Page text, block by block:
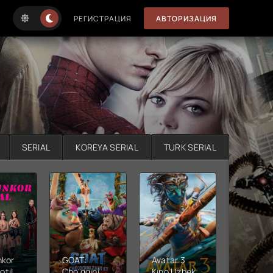
РЕГИСТРАЦИЯ АВТОРИЗАЦИЯ
SERIAL KOREYA SERIAL TURK SERIAL
GOAT:
Avatar 3